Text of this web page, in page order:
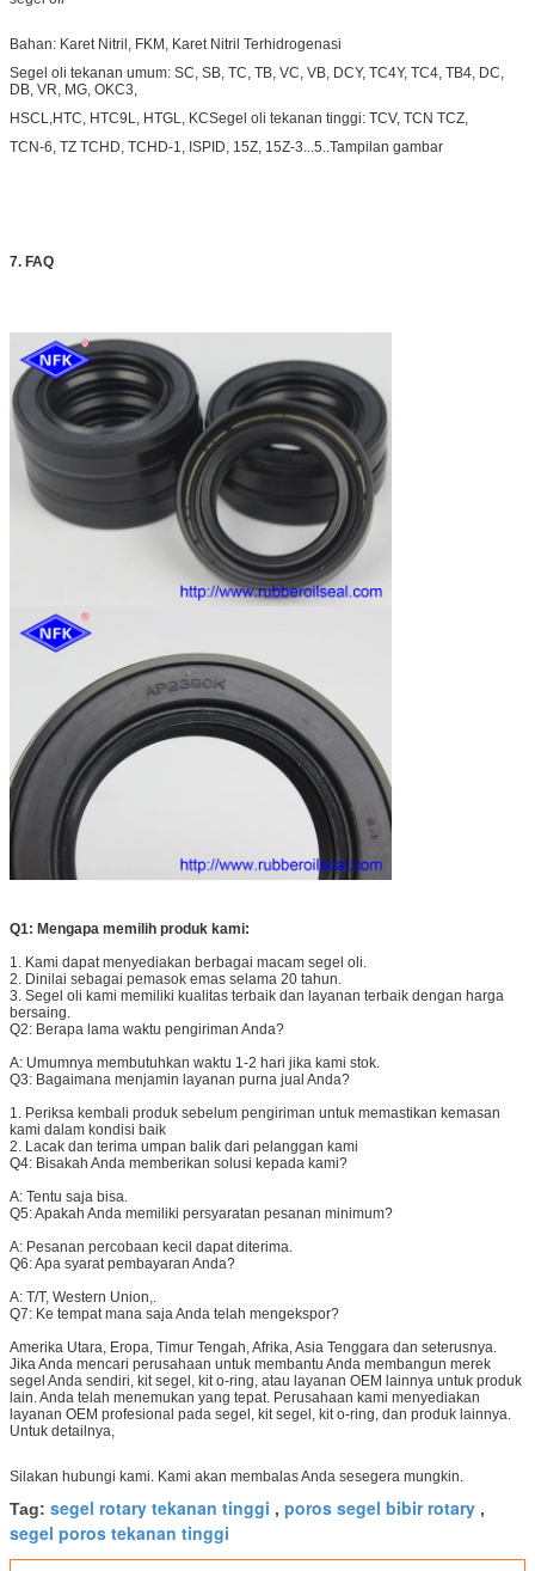
Bahan: Karet Nitril, FKM, Karet Nitril Terhidrogenasi
Segel oli tekanan umum: SC, SB, TC, TB, VC, VB, DCY, TC4Y, TC4, TB4, DC,
DB, VR, MG, OKC3,
HSCL,HTC, HTC9L, HTGL, KCSegel oli tekanan tinggi: TCV, TCN TCZ,
TCN-6, TZ TCHD, TCHD-1, ISPID, 15Z, 15Z-3...5..Tampilan gambar
7. FAQ
Q1: Mengapa memilih produk kami:
1. Kami dapat menyediakan berbagai macam segel oli.
2. Dinilai sebagai pemasok emas selama 20 tahun.
3. Segel oli kami memiliki kualitas terbaik dan layanan terbaik dengan harga
bersaing.
Q2: Berapa lama waktu pengiriman Anda?
A: Umumnya membutuhkan waktu 1-2 hari jika kami stok.
Q3: Bagaimana menjamin layanan purna jual Anda?
1. Periksa kembali produk sebelum pengiriman untuk memastikan kemasan
kami dalam kondisi baik
2. Lacak dan terima umpan balik dari pelanggan kami
Q4: Bisakah Anda memberikan solusi kepada kami?
A: Tentu saja bisa.
Q5: Apakah Anda memiliki persyaratan pesanan minimum?
A: Pesanan percobaan kecil dapat diterima.
Q6: Apa syarat pembayaran Anda?
A: T/T, Western Union,.
Q7: Ke tempat mana saja Anda telah mengekspor?
Amerika Utara, Eropa, Timur Tengah, Afrika, Asia Tenggara dan seterusnya.
Jika Anda mencari perusahaan untuk membantu Anda membangun merek
segel Anda sendiri, kit segel, kit o-ring, atau layanan OEM lainnya untuk produk
lain. Anda telah menemukan yang tepat. Perusahaan kami menyediakan
layanan OEM profesional pada segel, kit segel, kit o-ring, dan produk lainnya.
Untuk detailnya,
Silakan hubungi kami. Kami akan membalas Anda sesegera mungkin.
Tag: segel rotary tekanan tinggi , poros segel bibir rotary ,
segel poros tekanan tinggi